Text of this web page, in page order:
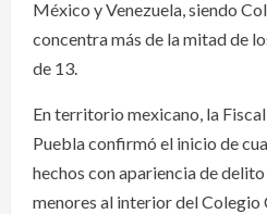
México y Venezuela, siendo
concentra más de la mitad de
de 13.
En territorio mexicano, la
Puebla confirmó el inicio de
hechos con apariencia de
menores al interior del Colegio